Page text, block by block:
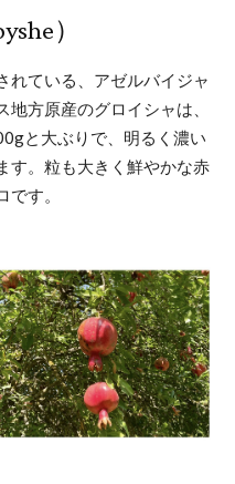
）
れている、アゼルバイジャ
方原産のグロイシャは、
と大ぶりで、明るく濃い
す。粒も大きく鮮やかな赤
す。